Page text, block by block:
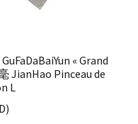
« Grand
JianHao Pinceau de
L
)